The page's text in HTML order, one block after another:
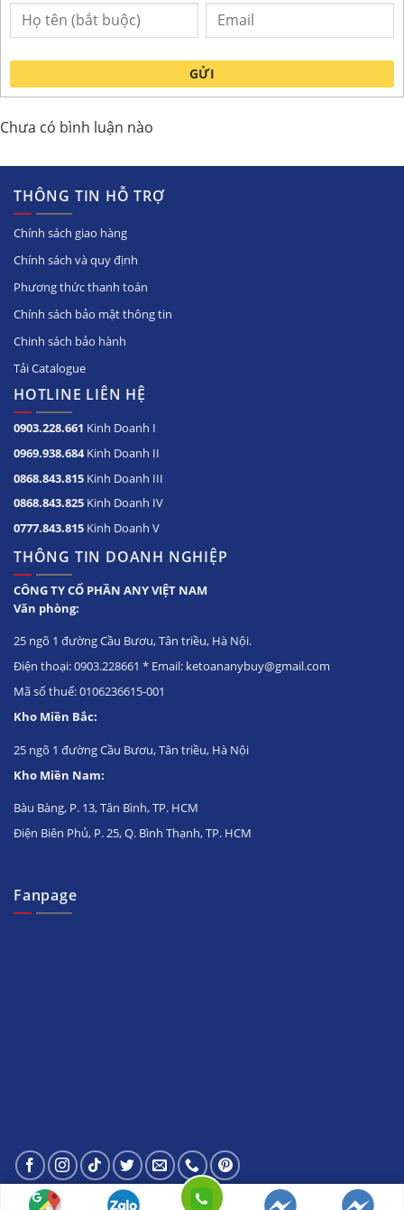
GỬI
Chưa có bình luận nào
THÔNG TIN HỖ TRỢ
Chính sách giao hàng
Chính sách và quy định
Phương thức thanh toán
Chính sách bảo mật thông tin
Chinh sách bảo hành
Tải Catalogue
HOTLINE LIÊN HỆ
0903.228.661 Kinh Doanh I
0969.938.684Kinh Doanh II
0868.843.815 Kinh Doanh III
0868.843.825 Kinh Doanh IV
0777.843.815 Kinh Doanh V
THÔNG TIN DOANH NGHIỆP
CÔNG TY CỔ PHẦN ANY VIỆT NAM
Văn phòng:
25 ngõ 1 đường Cầu Bươu, Tân triều, Hà Nội.
Điện thoại: 0903.228661 * Email: ketoananybuy@gmail.com
Mã số thuế: 0106236615-001
Kho Miền Bắc:
25 ngõ 1 đường Cầu Bươu, Tân triều, Hà Nội
Kho Miền Nam:
Bàu Bàng, P. 13, Tân Bình, TP. HCM
Điện Biên Phủ, P. 25, Q. Bình Thạnh, TP. HCM
Fanpage